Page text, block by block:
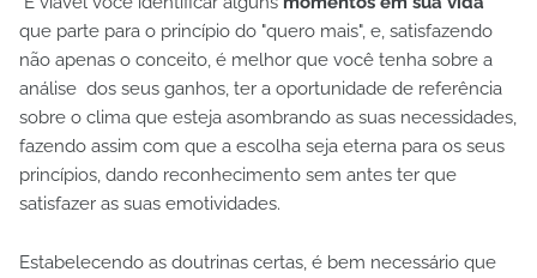
que parte para o princípio do "quero mais", e, satisfazendo
não apenas o conceito, é melhor que você tenha sobre a
análise dos seus ganhos, ter a oportunidade de referência
sobre o clima que esteja asombrando as suas necessidades,
fazendo assim com que a escolha seja eterna para os seus
princípios, dando reconhecimento sem antes ter que
satisfazer as suas emotividades.
Estabelecendo as doutrinas certas, é bem necessário que